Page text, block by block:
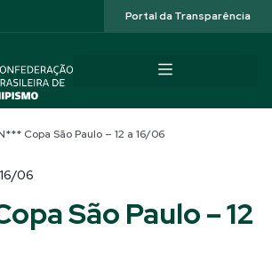
Portal da Transparência
Copa São Paulo – 12 a 16/06
16/06
São Paulo – 12